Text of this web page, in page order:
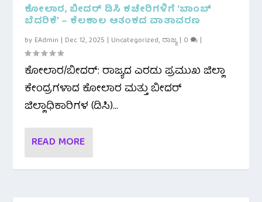
ಕೋಲಾರ, ಬೀದರ್ ಡಿಸಿ ಕಚೇರಿಗಳಿಗೆ ‘ಬಾಂಬ್
ಬೆದರಿಕೆ’ – ಕೆಲಕಾಲ ಆತಂಕದ ವಾತಾವರಣ
by EAdmin | Dec 12, 2025 | Uncategorized, ರಾಜ್ಯ| 0 |
ಕೋಲಾರ/ಬೀದರ್: ರಾಜ್ಯದ ಎರಡು ಪ್ರಮುಖ ಜಿಲ್ಲಾ
ಕೇಂದ್ರಗಳಾದ ಕೋಲಾರ ಮತ್ತು ಬೀದರ್
ಜಿಲ್ಲಾಧಿಕಾರಿಗಳ (ಡಿಸಿ)...
READ MORE